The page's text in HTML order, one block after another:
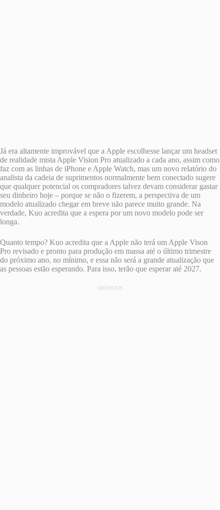
Já era altamente improvável que a Apple escolhesse lançar um headset
de realidade mista Apple Vision Pro atualizado a cada ano, assim como
faz com as linhas de iPhone e Apple Watch, mas um novo relatório do
analista da cadeia de suprimentos normalmente bem conectado sugere
que qualquer potencial os compradores talvez devam considerar gastar
seu dinheiro hoje – porque se não o fizerem, a perspectiva de um
modelo atualizado chegar em breve não parece muito grande. Na
verdade, Kuo acredita que a espera por um novo modelo pode ser
longa.
Quanto tempo? Kuo acredita que a Apple não terá um Apple Vison
Pro revisado e pronto para produção em massa até o último trimestre
do próximo ano, no mínimo, e essa não será a grande atualização que
as pessoas estão esperando. Para isso, terão que esperar até 2027.
ANÚNCIOS